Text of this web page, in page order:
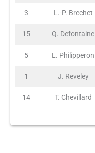
3 L.-P. Brechet
15 Q. Defontaine
5 L. Philipperon
1 J. Reveley
14 T. Chevillard